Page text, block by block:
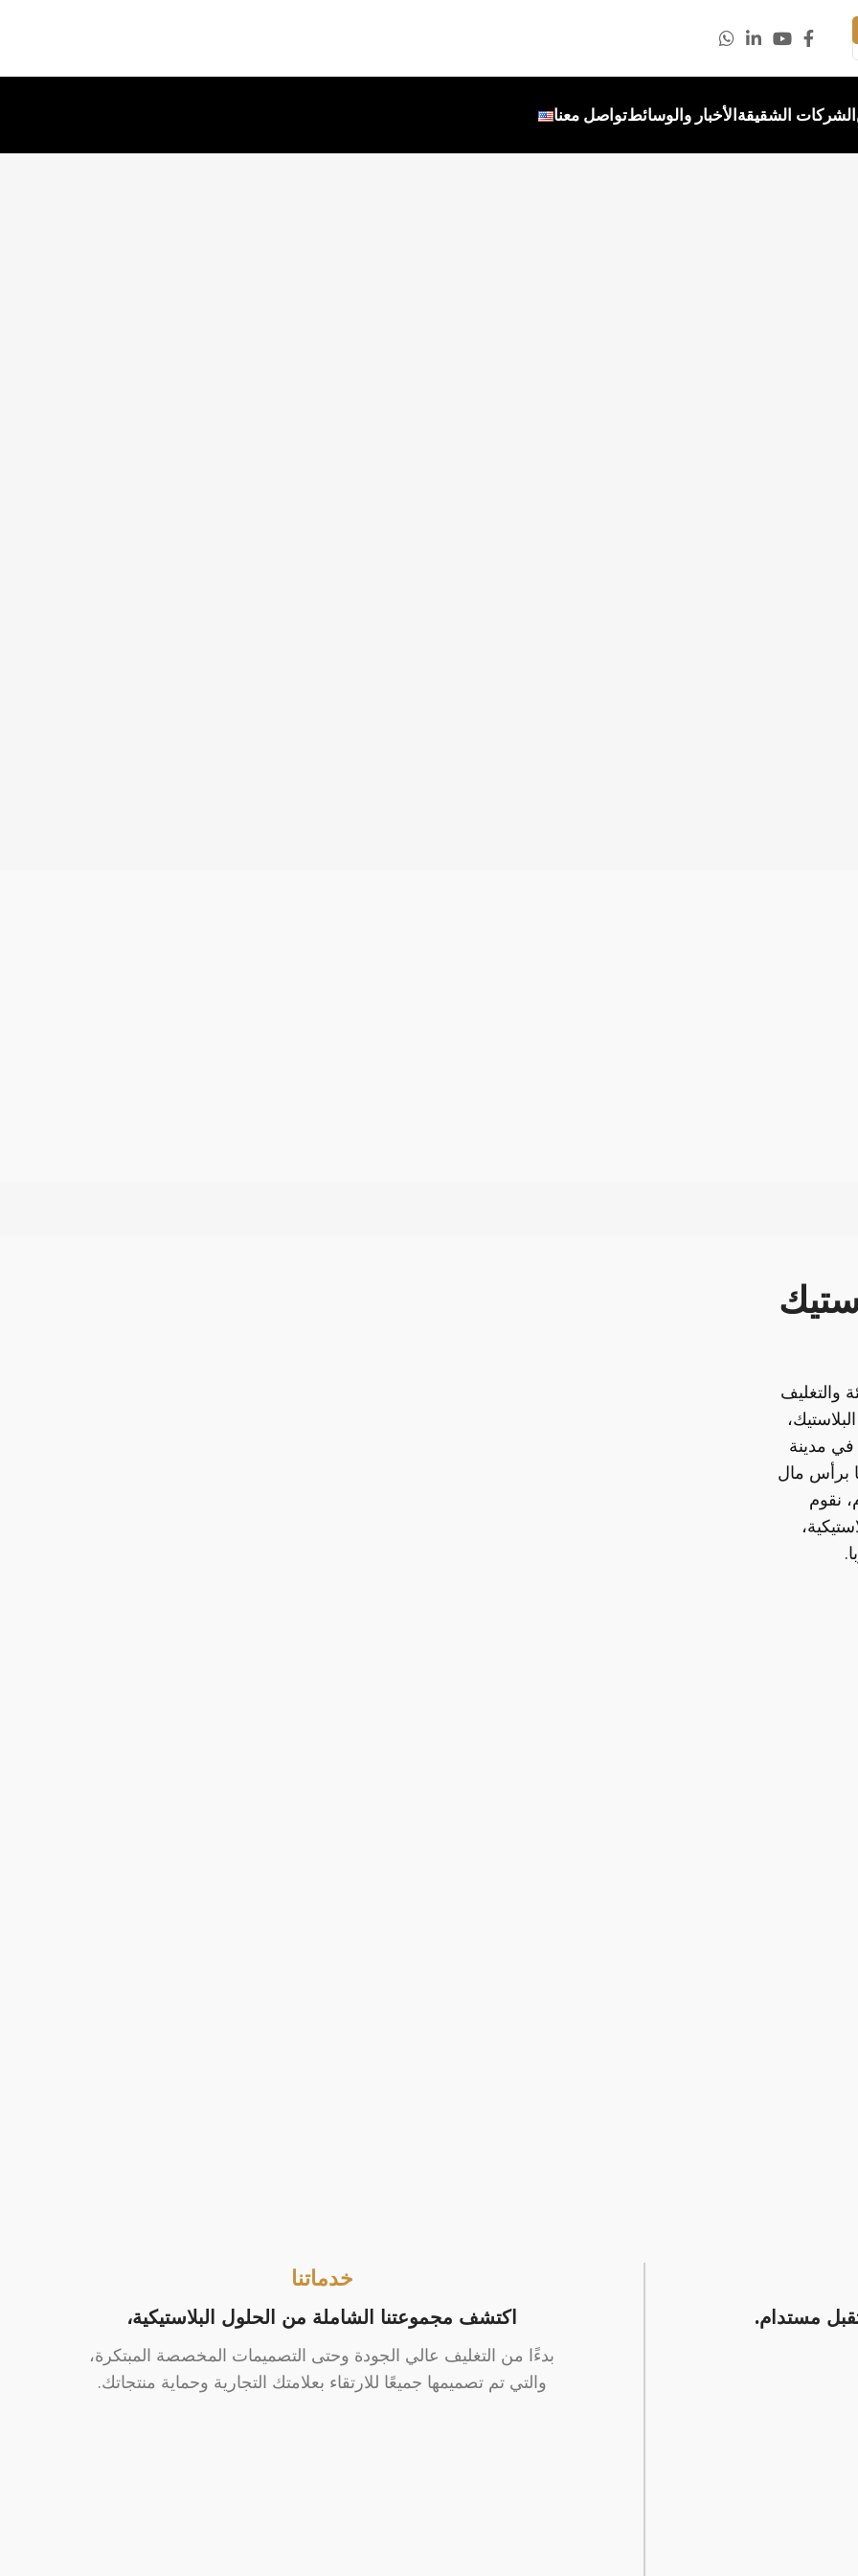
الشركات الشقيقةالأخبار والوسائطتواصل معنا
والتغليف
في مدينة
برأس مال
نقوم
مستدام.
خدماتنا
اكتشف مجموعتنا الشاملة من الحلول البلاستيكية،
بدءًا من التغليف عالي الجودة وحتى التصميمات المخصصة المبتكرة،
والتي تم تصميمها جميعًا للارتقاء بعلامتك التجارية وحماية منتجاتك.